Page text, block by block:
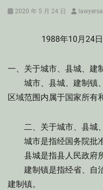
Posted
2020 年 5 月 24 日 Author
1988年10月24
一、关于城市、县城、建
城市、县城、建制镇、
区域范围内属于国家所有
二、关于城市、县城、
城市是指经国务院批准
县城是指县人民政府所
建制镇是指经省、自治
建制镇。